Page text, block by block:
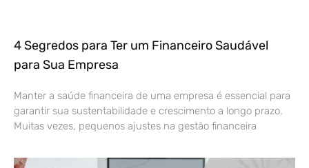
4 Segredos para Ter um Financeiro Saudável
para Sua Empresa
Manter a saúde financeira de uma empresa é essencial para
garantir sua sustentabilidade e crescimento a longo prazo.
Muitas vezes, pequenos ajustes na gestão financeira